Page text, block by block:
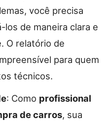
você precisa
los de maneira clara e
O relatório de
para quem
técnicos.
: Como profissional
de carros, sua